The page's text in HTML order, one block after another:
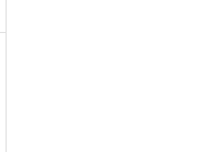
AOS